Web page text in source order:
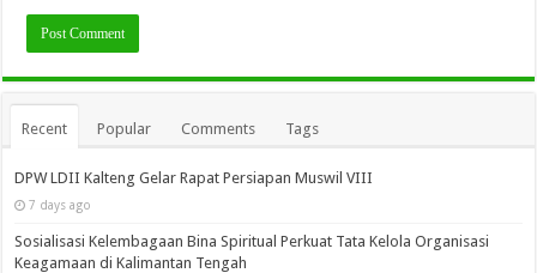
Recent Popular Comments Tags
DPW LDII Kalteng Gelar Rapat Persiapan Muswil VIII
7 days ago
Sosialisasi Kelembagaan Bina Spiritual Perkuat Tata Kelola Organisasi
Keagamaan di Kalimantan Tengah